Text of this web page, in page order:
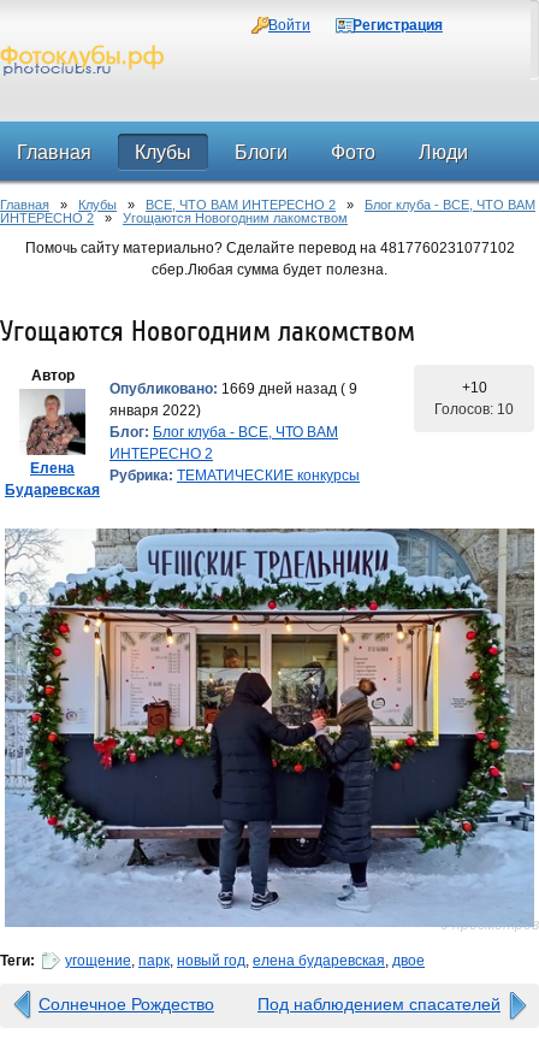
Войти Регистрация
Главная Клубы Блоги Фото Люди
Форум
Главная » Клубы » ВСЕ, ЧТО ВАМ ИНТЕРЕСНО 2 » Блог клуба - ВСЕ, ЧТО ВАМ
ИНТЕРЕСНО 2 » Угощаются Новогодним лакомством
Помочь сайту материально? Сделайте перевод на 4817760231077102
сбер.Любая сумма будет полезна.
Угощаются Новогодним лакомством
Автор
Елена
Бударевская
Опубликовано: 1669 дней назад ( 9
января 2022)
Блог: Блог клуба - ВСЕ, ЧТО ВАМ
ИНТЕРЕСНО 2
Рубрика: ТЕМАТИЧЕСКИЕ конкурсы
+10
Голосов: 10
0 просмотров
Теги: угощение, парк, новый год, елена бударевская, двое
Солнечное Рождество Под наблюдением спасателей